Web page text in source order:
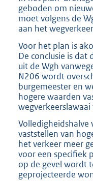
geboden om
moet volgens de
aan het
Voor het plan is
De conclusie is dat
uit de Wgh
N206 wordt
burgemeester en
hogere waarden
vaststellen van
het verkeer meer
voor een specifiek
op de gevel wordt
geprojecteerde